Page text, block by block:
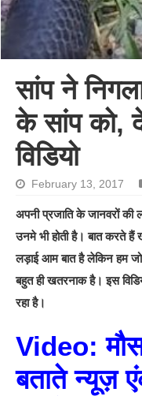
सांप ने
के सांप को,
विडियो
February 13, 2017
अपनी प्रजाति के जानवरों
उनमे भी होती है। बात करते
लड़ाई आम बात है लेकिन हम जो
बहुत ही खतरनाक है। इस
रहा है।
Video:
बताते न्यूज़